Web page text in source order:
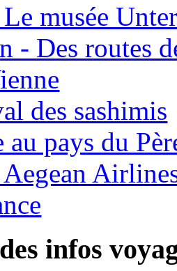
musée
- Des routes
des sashimis
au pays du
infos